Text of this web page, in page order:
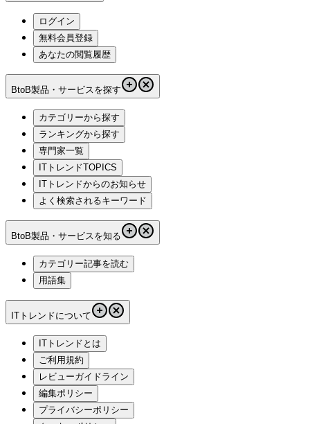
ログイン
無料会員登録
あなたの閲覧履歴
BtoB製品・サービスを探す
カテゴリーから探す
ランキングから探す
専門家一覧
ITトレンドTOPICS
ITトレンドからのお知らせ
よく検索されるキーワード
BtoB製品・サービスを知る
カテゴリー記事を読む
用語集
ITトレンドについて
ITトレンドとは
ご利用規約
レビューガイドライン
編集ポリシー
プライバシーポリシー